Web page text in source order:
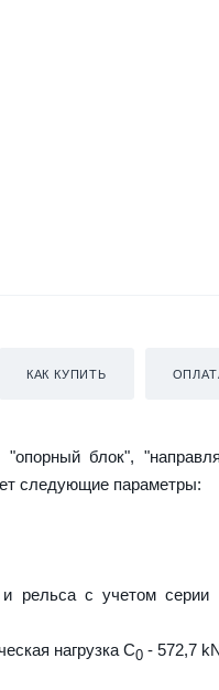
КАК КУПИТЬ
"опорный блок",
следующие параметры:
и рельса с учетом серии
нагрузка С0 - 572,7